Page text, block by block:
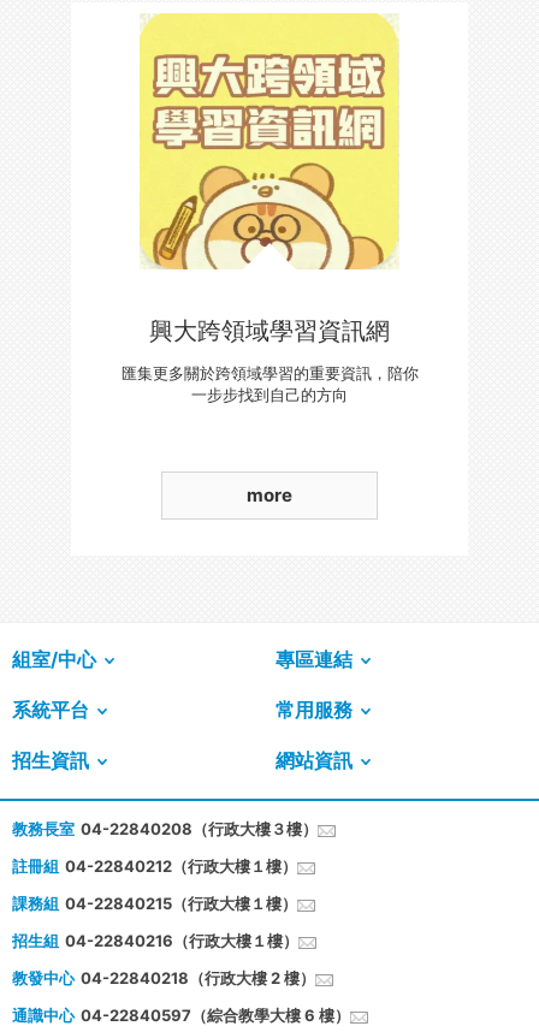
興大跨領域學習資訊網
匯集更多關於跨領域學習的重要資訊，陪你
一步步找到自己的方向
more
組室/中心 專區連結
系統平台 常用服務
招生資訊 網站資訊
教務長室 04-22840208（行政大樓３樓）
註冊組 04-22840212（行政大樓１樓）
課務組 04-22840215（行政大樓１樓）
招生組 04-22840216（行政大樓１樓）
教發中心 04-22840218（行政大樓 2 樓）
通識中心 04-22840597（綜合教學大樓 6 樓）